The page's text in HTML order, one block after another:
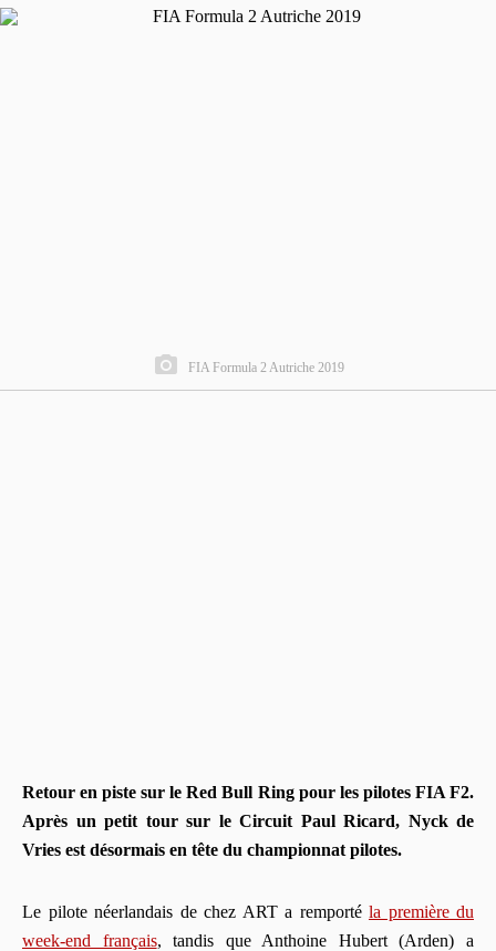
FIA Formula 2 Autriche 2019
Retour en piste sur le Red Bull Ring pour les pilotes FIA F2.
Après un petit tour sur le Circuit Paul Ricard, Nyck de
Vries est désormais en tête du championnat pilotes.
Le pilote néerlandais de chez ART a remporté la première du
week-end français, tandis que Anthoine Hubert (Arden) a